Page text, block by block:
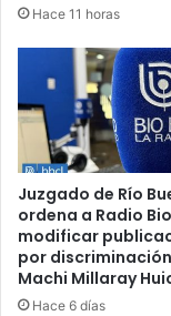
Hace 11 horas
Juzgado de Río
ordena a Radio
modificar
por
Machi Millaray
Hace 6 días